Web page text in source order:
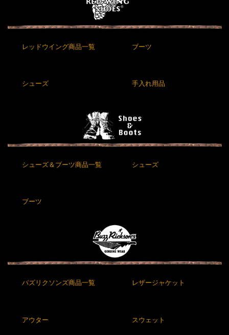
レッドウイング商品一覧 ブーツ
シューズ 手入れ用品
シューズ＆ブーツ商品一覧 シューズ
ブーツ
バズリクソンズ商品一覧 レザージャケット
アウター スウェット